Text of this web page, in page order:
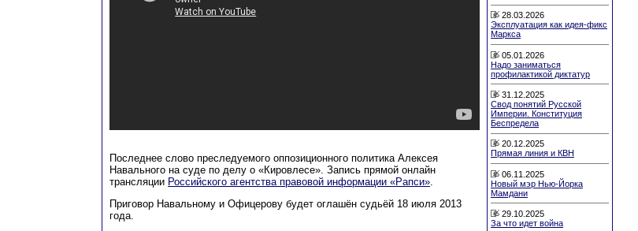
Последнее слово преследуемого оппозиционного политика Алексея
Навального на суде по делу о «Кировлесе». Запись прямой онлайн
трансляции Российского агентства правовой информации «Рапси»
Приговор Навальному и Офицерову будет оглашён судьёй 18 июля 2013
года.
28.03.2026
Эксплуатация как идея-фикс
Маркса
05.01.2026
Надо заниматься
профилактикой диктатур
31.12.2025
Свод понятий Русской
Империи. Конституция
Беспредела
20.12.2025
Прямая линия и КВН
06.11.2025
Новый мэр Нью-Йорка
Мамдани
29.10.2025
За что идет война